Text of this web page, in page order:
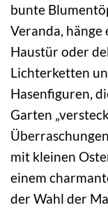
bunte
Veranda,
Haustür oder
Lichterketten
Hasenfiguren,
Garten
mit kleinen
einem
der Wahl der